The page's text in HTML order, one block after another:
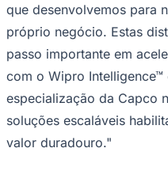
Brasileirão Série A
Brasileirão Série B
Paulistão
Copa do Brasil
Libertadores
Sul-Americana
Copa América
Champions League
Premier League
La Liga
que desenvolvemos para
próprio negócio. Estas
passo importante em
com o Wipro
especialização da Capco
soluções escaláveis
valor duradouro."